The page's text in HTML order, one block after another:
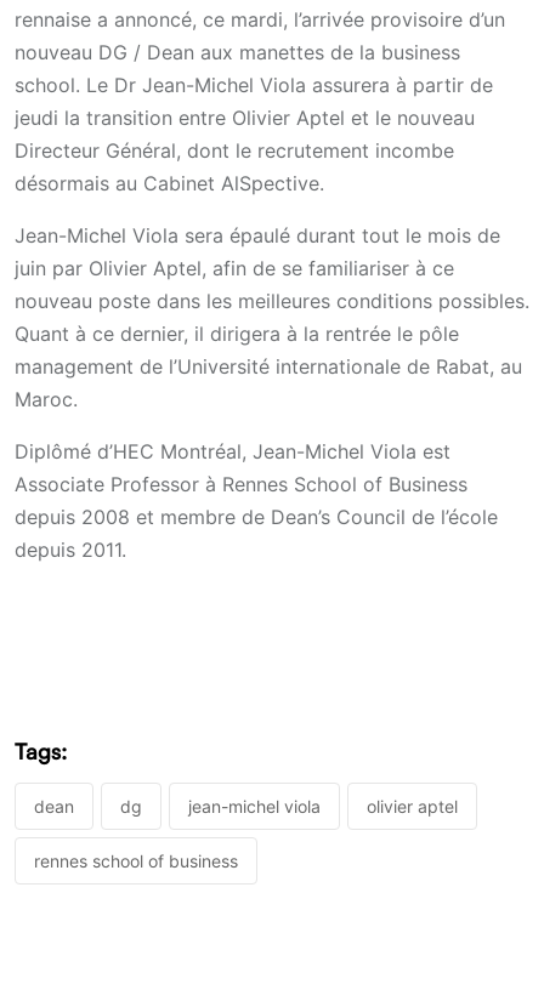
rennaise a annoncé, ce mardi, l’arrivée provisoire d’un
nouveau DG / Dean aux manettes de la business
school. Le Dr Jean-Michel Viola assurera à partir de
jeudi la transition entre Olivier Aptel et le nouveau
Directeur Général, dont le recrutement incombe
désormais au Cabinet AlSpective.
Jean-Michel Viola sera épaulé durant tout le mois de
juin par Olivier Aptel, afin de se familiariser à ce
nouveau poste dans les meilleures conditions possibles.
Quant à ce dernier, il dirigera à la rentrée le pôle
management de l’Université internationale de Rabat, au
Maroc.
Diplômé d’HEC Montréal, Jean-Michel Viola est
Associate Professor à Rennes School of Business
depuis 2008 et membre de Dean’s Council de l’école
depuis 2011.
Tags:
dean dg jean-michel viola olivier aptel
rennes school of business